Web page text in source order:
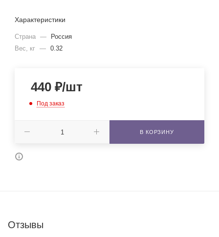
Характеристики
Страна —
Россия
Вес, кг — 0.32
440 ₽/шт
Под заказ
В КОРЗИНУ
Отзывы